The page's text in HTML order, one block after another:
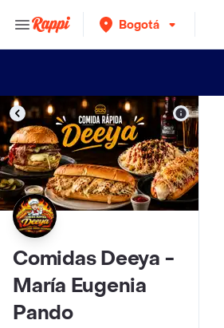
Bogotá
Comidas Deeya -
María Eugenia
Pando